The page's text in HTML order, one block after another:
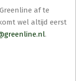
af te
wel altijd eerst
.